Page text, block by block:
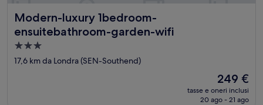
Modern-luxury 1bedroom-
ensuitebathroom-garden-wifi
Modern-luxury 1bedroom-ensuitebathroom-garden-wifi
Struttura
a
17,6 km da Londra (SEN-Southend)
Il
prezzo
attuale
249 €
tasse e oneri inclusi
20 ago - 21 ago